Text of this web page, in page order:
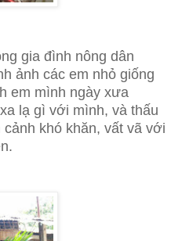
gia đình nông dân
ảnh các em nhỏ giống
em mình ngày xưa
lạ gì với mình, và thấu
khó khăn, vất vã với